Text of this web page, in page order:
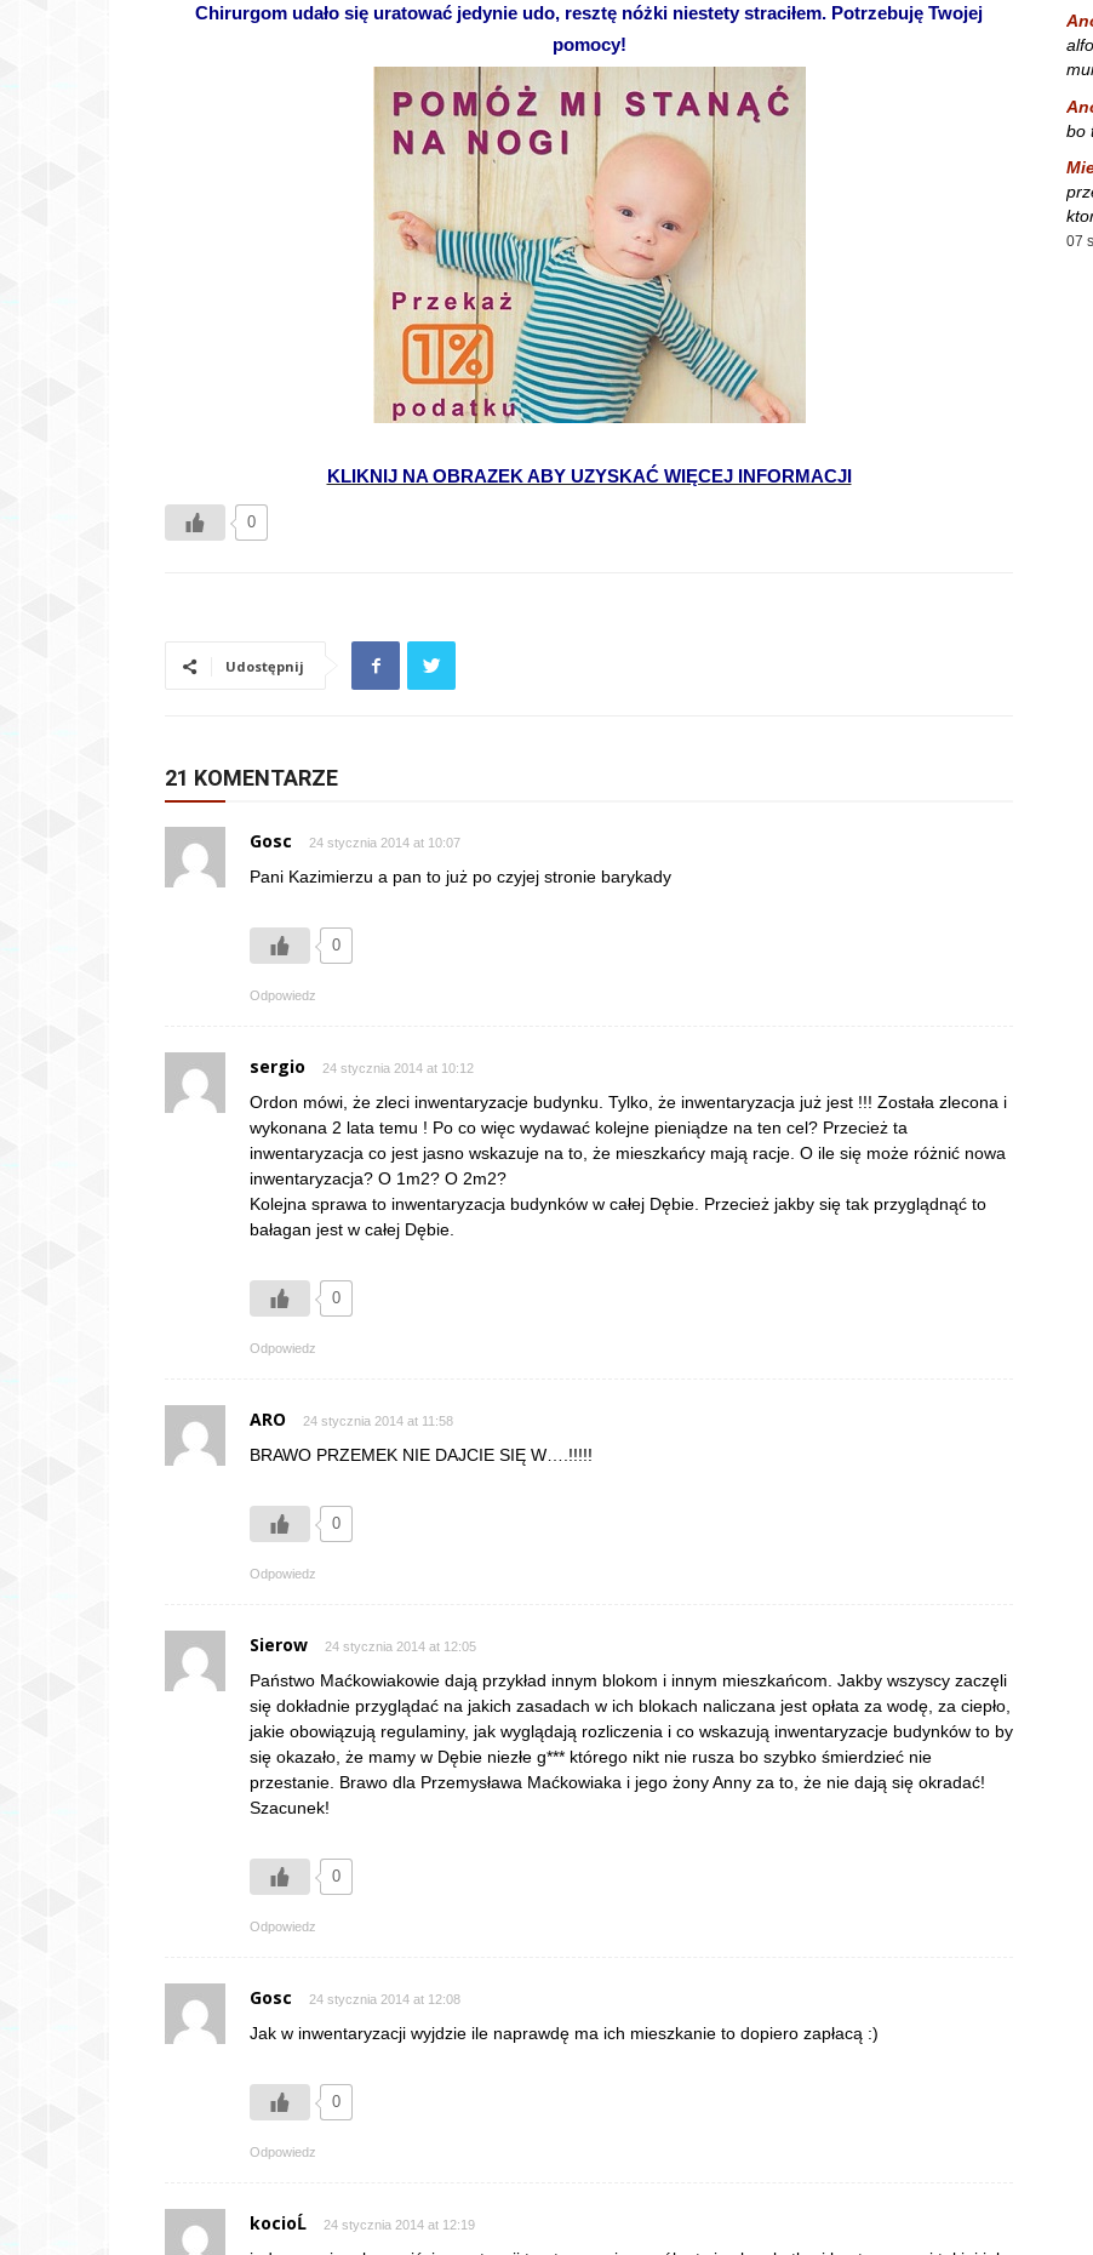
Chirurgom udało się uratować jedynie udo, resztę nóżki niestety straciłem. Potrzebuję Twojej
pomocy!
KLIKNIJ NA OBRAZEK ABY UZYSKAĆ WIĘCEJ INFORMACJI
0
Udostępnij
21 KOMENTARZE
Gosc 24 stycznia 2014 at 10:07
Pani Kazimierzu a pan to już po czyjej stronie barykady
0
Odpowiedz
sergio 24 stycznia 2014 at 10:12
Ordon mówi, że zleci inwentaryzacje budynku. Tylko, że inwentaryzacja już jest !!! Została zlecona i
wykonana 2 lata temu ! Po co więc wydawać kolejne pieniądze na ten cel? Przecież ta
inwentaryzacja co jest jasno wskazuje na to, że mieszkańcy mają racje. O ile się może różnić nowa
inwentaryzacja? O 1m2? O 2m2?
Kolejna sprawa to inwentaryzacja budynków w całej Dębie. Przecież jakby się tak przyglądnąć to
bałagan jest w całej Dębie.
0
Odpowiedz
ARO 24 stycznia 2014 at 11:58
BRAWO PRZEMEK NIE DAJCIE SIĘ W….!!!!!
0
Odpowiedz
Sierow 24 stycznia 2014 at 12:05
Państwo Maćkowiakowie dają przykład innym blokom i innym mieszkańcom. Jakby wszyscy zaczęli
się dokładnie przyglądać na jakich zasadach w ich blokach naliczana jest opłata za wodę, za ciepło,
jakie obowiązują regulaminy, jak wyglądają rozliczenia i co wskazują inwentaryzacje budynków to by
się okazało, że mamy w Dębie niezłe g*** którego nikt nie rusza bo szybko śmierdzieć nie
przestanie. Brawo dla Przemysława Maćkowiaka i jego żony Anny za to, że nie dają się okradać!
Szacunek!
0
Odpowiedz
Gosc 24 stycznia 2014 at 12:08
Jak w inwentaryzacji wyjdzie ile naprawdę ma ich mieszkanie to dopiero zapłacą :)
0
Odpowiedz
kocioĹ 24 stycznia 2014 at 12:19
bo
07